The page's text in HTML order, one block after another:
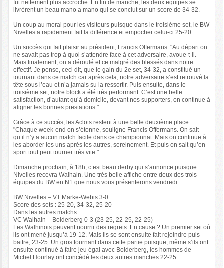
fut nettement plus accroché. En fin de manche, les deux équipes se
livrèrent un beau mano a mano qui se conclut sur un score de 34-32.
Un coup au moral pour les visiteurs puisque dans le troisième set, le BW
Nivelles a rapidement fait la différence et empocher celui-ci 25-20.
Un succès qui fait plaisir au président, Francis Offermans. "Au départ on
ne savait pas trop à quoi s’attendre face à cet adversaire, avoue-t-il.
Mais finalement, on a déroulé et ce malgré des blessés dans notre
effectif. Je pense, ceci dit, que le gain du 2e set, 34-32, a constitué un
tournant dans ce match car après cela, notre adversaire s’est retrouvé la
tête sous l’eau et n’a jamais su la ressortir. Puis ensuite, dans le
troisième set, notre block a été très performant. C’est une belle
satisfaction, d’autant qu’à domicile, devant nos supporters, on continue à
aligner les bonnes prestations."
Grâce à ce succès, les Aclots restent à une belle deuxième place.
"Chaque week-end on s’étonne, souligne Francis Offermans. On sait
qu’il n’y a aucun match facile dans ce championnat. Mais on continue à
les aborder les uns après les autres, sereinement. Et puis on sait qu’en
sport tout peut tourner très vite."
Dimanche prochain, à 18h, c’est beau derby qui s’annonce puisque
Nivelles recevra Walhain. Une très belle affiche entre deux des trois
équipes du BW en N1 que nous vous présenterons vendredi.
BW Nivelles – VT Marke-Webis 3-0
Score des sets : 25-20, 34-32, 25-20
Dans les autres matchs…
VC Walhain – Bolderberg 0-3 (23-25, 22-25, 22-25)
Les Walhinois peuvent nourrir des regrets. En cause ? Un premier set où
ils ont mené jusqu’à 19-12. Mais ils se sont ensuite fait rejoindre puis
battre, 23-25. Un gros tournant dans cette partie puisque, même s’ils ont
ensuite continué à faire jeu égal avec Bolderberg, les hommes de
Michel Hourlay ont concédé les deux autres manches 22-25.